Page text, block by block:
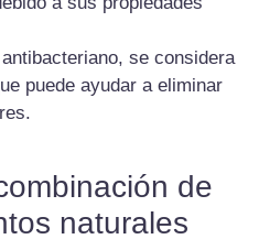
se considera
puede ayudar a eliminar
de
naturales